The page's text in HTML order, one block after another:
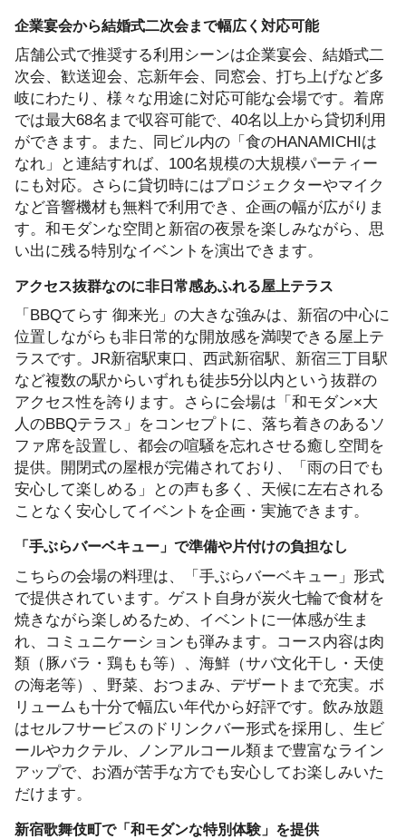
企業宴会から結婚式二次会まで幅広く対応可能
店舗公式で推奨する利用シーンは企業宴会、結婚式二
次会、歓送迎会、忘新年会、同窓会、打ち上げなど多
岐にわたり、様々な用途に対応可能な会場です。着席
では最大68名まで収容可能で、40名以上から貸切利用
ができます。また、同ビル内の「食のHANAMICHIは
なれ」と連結すれば、100名規模の大規模パーティー
にも対応。さらに貸切時にはプロジェクターやマイク
など音響機材も無料で利用でき、企画の幅が広がりま
す。和モダンな空間と新宿の夜景を楽しみながら、思
い出に残る特別なイベントを演出できます。
アクセス抜群なのに非日常感あふれる屋上テラス
「BBQてらす 御来光」の大きな強みは、新宿の中心に
位置しながらも非日常的な開放感を満喫できる屋上テ
ラスです。JR新宿駅東口、西武新宿駅、新宿三丁目駅
など複数の駅からいずれも徒歩5分以内という抜群の
アクセス性を誇ります。さらに会場は「和モダン×大
人のBBQテラス」をコンセプトに、落ち着きのあるソ
ファ席を設置し、都会の喧騒を忘れさせる癒し空間を
提供。開閉式の屋根が完備されており、「雨の日でも
安心して楽しめる」との声も多く、天候に左右される
ことなく安心してイベントを企画・実施できます。
「手ぶらバーベキュー」で準備や片付けの負担なし
こちらの会場の料理は、「手ぶらバーベキュー」形式
で提供されています。ゲスト自身が炭火七輪で食材を
焼きながら楽しめるため、イベントに一体感が生ま
れ、コミュニケーションも弾みます。コース内容は肉
類（豚バラ・鶏もも等）、海鮮（サバ文化干し・天使
の海老等）、野菜、おつまみ、デザートまで充実。ボ
リュームも十分で幅広い年代から好評です。飲み放題
はセルフサービスのドリンクバー形式を採用し、生ビ
ールやカクテル、ノンアルコール類まで豊富なライン
アップで、お酒が苦手な方でも安心してお楽しみいた
だけます。
新宿歌舞伎町で「和モダンな特別体験」を提供